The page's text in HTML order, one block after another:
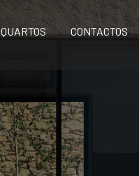
QUARTOS CONTACTOS